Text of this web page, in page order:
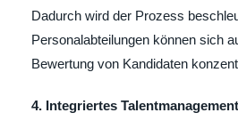
Dadurch wird der Prozess
Personalabteilungen können sich
Bewertung von Kandidaten
4. Integriertes Talentmanagement